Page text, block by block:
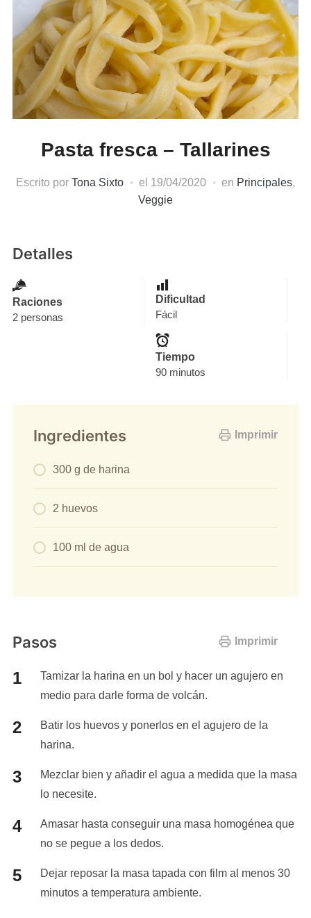
Pasta fresca – Tallarines
Escrito por Tona Sixto el 19/04/2020 en Principales,
Veggie
Detalles
Raciones
2 personas
Dificultad
Fácil
Tiempo
90 minutos
Imprimir
Ingredientes
300 g de harina
2 huevos
100 ml de agua
Imprimir
Pasos
Tamizar la harina en un bol y hacer un agujero en
medio para darle forma de volcán.
Batir los huevos y ponerlos en el agujero de la
harina.
Mezclar bien y añadir el agua a medida que la masa
lo necesite.
Amasar hasta conseguir una masa homogénea que
no se pegue a los dedos.
Dejar reposar la masa tapada con film al menos 30
minutos a temperatura ambiente.